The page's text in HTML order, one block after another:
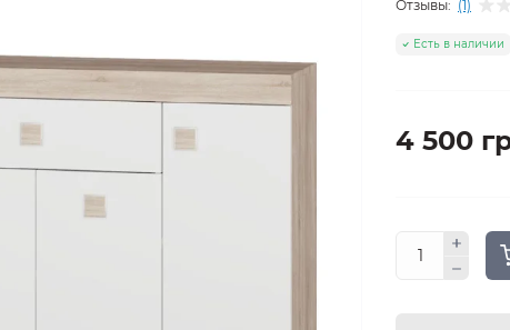
Отзывы: (1)
Есть в наличии
4 500